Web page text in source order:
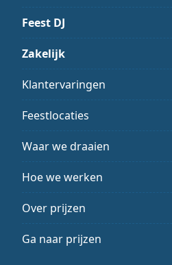
Feest DJ
Zakelijk
Klantervaringen
Feestlocaties
Waar we draaien
Hoe we werken
Over prijzen
Ga naar prijzen